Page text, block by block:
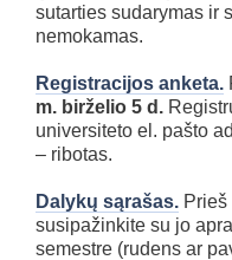
sutarties sudarymas ir
nemokamas.
Registracijos anketa.
m. birželio 5 d.
universiteto el. pašto
– ribotas.
Dalykų sąrašas.
susipažinkite su jo
semestre (rudens ar